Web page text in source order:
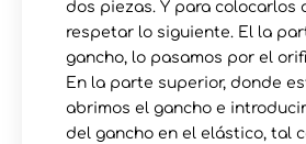
dos piezas. Y para colocarlos
respetar lo siguiente. El la
gancho, lo pasamos por el
En la parte superior, donde
abrimos el gancho e
del gancho en el elástico, tal